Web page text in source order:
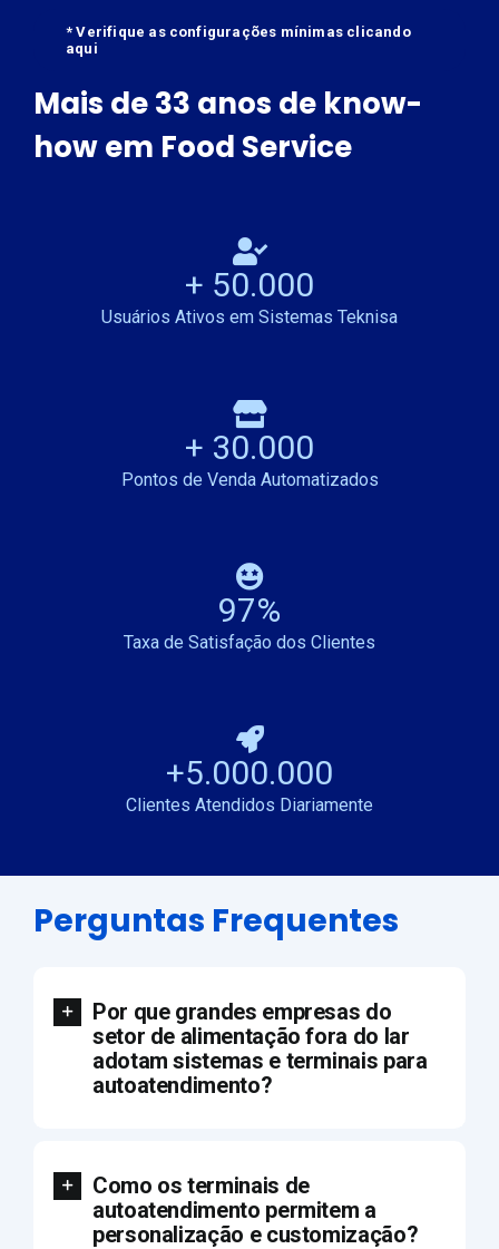
* Verifique as configurações mínimas clicando
aqui
Mais de 33 anos de know-
how em Food Service
+ 50.000
Usuários Ativos em Sistemas Teknisa
+ 30.000
Pontos de Venda Automatizados
97%
Taxa de Satisfação dos Clientes
+5.000.000
Clientes Atendidos Diariamente
Perguntas Frequentes
Por que grandes empresas do
setor de alimentação fora do lar
adotam sistemas e terminais para
autoatendimento?
Como os terminais de
autoatendimento permitem a
personalização e customização?